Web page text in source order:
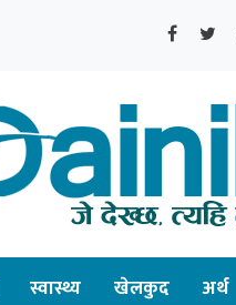
स्वास्थ्य खेलकुद अर्थ